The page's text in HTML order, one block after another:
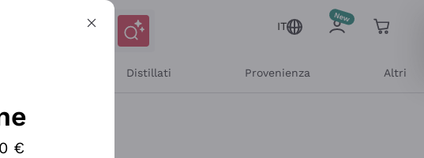
IT
Distillati Provenienza Altri
Shop Online
€